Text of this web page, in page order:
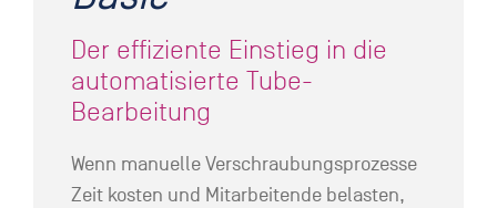
Der effiziente Einstieg in die
automatisierte Tube-
Bearbeitung
Wenn manuelle Verschraubungsprozesse
Zeit kosten und Mitarbeitende belasten,